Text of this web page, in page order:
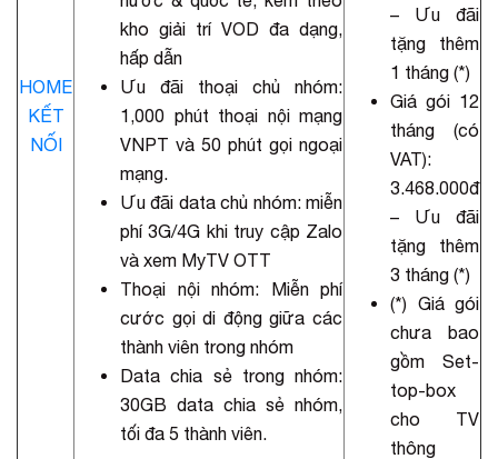
HOME
KẾT
NỐI
kho giải trí VOD đa dạng,
hấp dẫn
Ưu đãi thoại chủ nhóm:
1,000 phút thoại nội mạng
VNPT và 50 phút gọi ngoại
mạng.
Ưu đãi data chủ nhóm: miễn
phí 3G/4G khi truy cập Zalo
và xem MyTV OTT
Thoại nội nhóm: Miễn phí
cước gọi di động giữa các
thành viên trong nhóm
Data chia sẻ trong nhóm:
30GB data chia sẻ nhóm,
tối đa 5 thành viên.
– Ưu đãi
tặng thêm
1 tháng (*)
Giá gói 12
tháng (có
VAT):
3.468.000đ
– Ưu đãi
tặng thêm
3 tháng (*)
(*) Giá gói
chưa bao
gồm Set-
top-box
cho TV
thông